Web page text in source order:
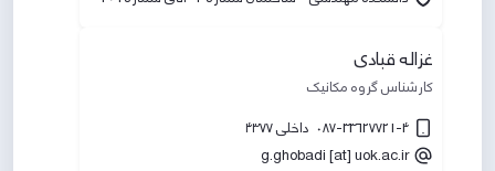
غزاله قبادی
کارشناس گروه مکانیک
087-33627721-4 داخلی ۴۳۷۷
g.ghobadi [at] uok.ac.ir